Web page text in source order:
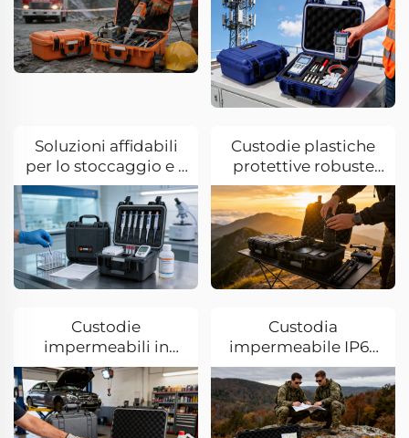
delle reti
Soluzioni affidabili
per lo stoccaggio e il
trasporto nei
laboratori biomedici
Custodie plastiche
protettive robuste
per il settore della
fotografia e della
videografia
Custodie
impermeabili in
plastica per ricambi
auto e settore della
riparazione
automobilistica
Custodia
impermeabile IP67
per il settore militare
e della difesa